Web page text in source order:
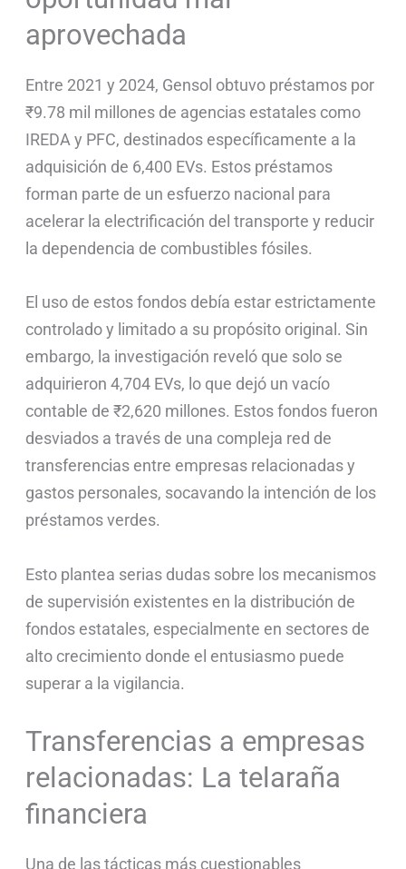
aprovechada
Entre 2021 y 2024, Gensol obtuvo préstamos por
₹9.78 mil millones de agencias estatales como
IREDA y PFC, destinados específicamente a la
adquisición de 6,400 EVs. Estos préstamos
forman parte de un esfuerzo nacional para
acelerar la electrificación del transporte y reducir
la dependencia de combustibles fósiles.
El uso de estos fondos debía estar estrictamente
controlado y limitado a su propósito original. Sin
embargo, la investigación reveló que solo se
adquirieron 4,704 EVs, lo que dejó un vacío
contable de ₹2,620 millones. Estos fondos fueron
desviados a través de una compleja red de
transferencias entre empresas relacionadas y
gastos personales, socavando la intención de los
préstamos verdes.
Esto plantea serias dudas sobre los mecanismos
de supervisión existentes en la distribución de
fondos estatales, especialmente en sectores de
alto crecimiento donde el entusiasmo puede
superar a la vigilancia.
Transferencias a empresas
relacionadas: La telaraña
financiera
Una de las tácticas más cuestionables